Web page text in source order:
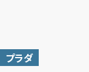
プラダ